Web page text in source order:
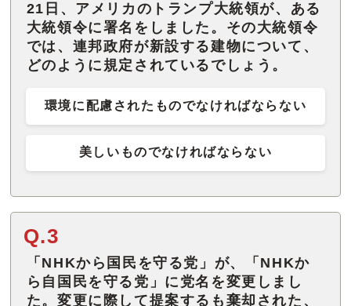
21日、アメリカのトランプ大統領が、ある
大統領令に署名をしました。その大統領令
では、連邦政府が新設する建物について、
どのように規定されているでしょう。
環境に配慮されたものでなければならない
美しいものでなければならない
Q.3
「NHKから国民を守る党」が、「NHKか
ら自国民を守る党」に党名を変更しまし
た。変更に際して提案するも棄却された、